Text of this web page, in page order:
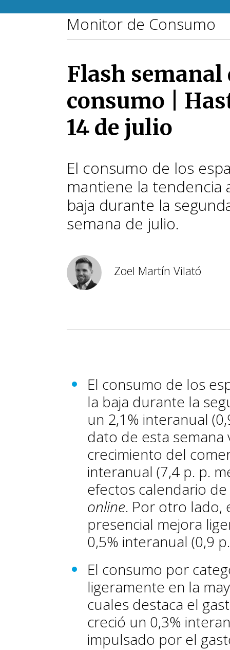
Monitor de Consumo
Flash semanal
consumo |
14 de julio
El consumo de los
mantiene la tendencia
baja durante la
semana de julio.
Zoel Martín Vilató
El consumo de los
la baja durante la
un 2,1% interanual
dato de esta
crecimiento del
interanual (7,4 p. p.
efectos calendario
online. Por otro lado,
presencial mejora
0,5% interanual (0,9
El consumo por
ligeramente en la
cuales destaca el
creció un 0,3%
impulsado por el